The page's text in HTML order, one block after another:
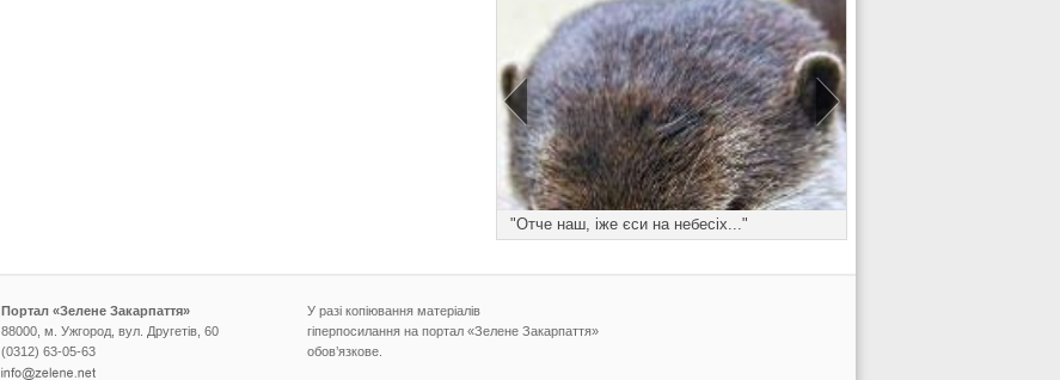
"Отче наш, іже єси на небесіх..."
Портал «Зелене Закарпаття»
88000, м. Ужгород, вул. Другетів, 60
(0312) 63-05-63
У разі копіювання матеріалів
гіперпосилання на портал «Зелене Закарпаття»
обов’язкове.